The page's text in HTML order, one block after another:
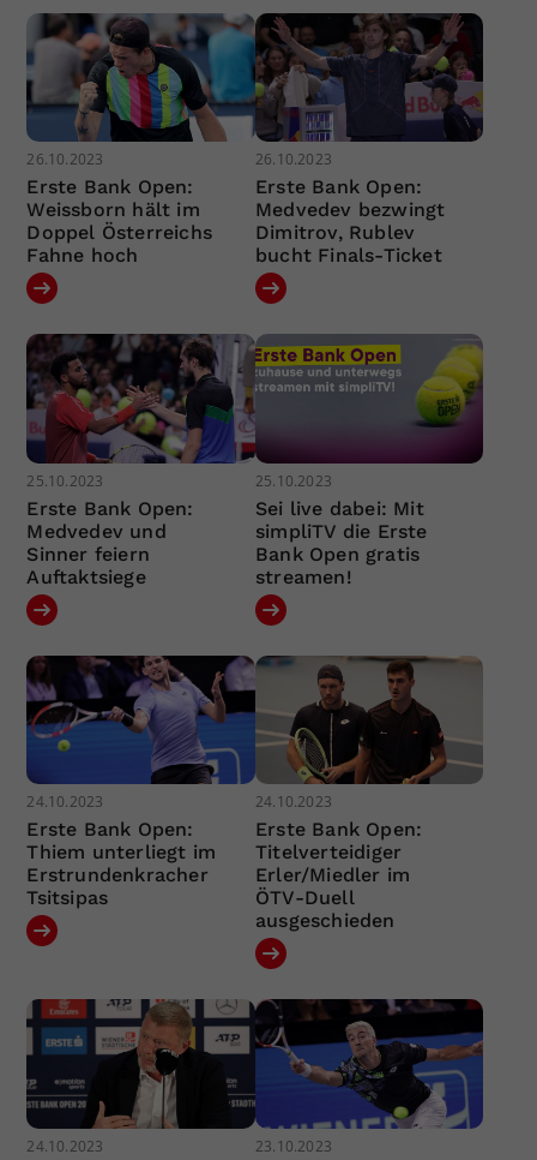
26.10.2023
Erste Bank Open:
Weissborn hält im
Doppel Österreichs
Fahne hoch
26.10.2023
Erste Bank Open:
Medvedev bezwingt
Dimitrov, Rublev
bucht Finals-Ticket
25.10.2023
Erste Bank Open:
Medvedev und
Sinner feiern
Auftaktsiege
25.10.2023
Sei live dabei: Mit
simpliTV die Erste
Bank Open gratis
streamen!
24.10.2023
Erste Bank Open:
Thiem unterliegt im
Erstrundenkracher
Tsitsipas
24.10.2023
Erste Bank Open:
Titelverteidiger
Erler/Miedler im
ÖTV-Duell
ausgeschieden
24.10.2023 23.10.2023